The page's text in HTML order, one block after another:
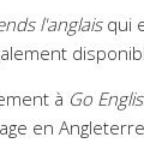
l'anglaisqui
à Go
en